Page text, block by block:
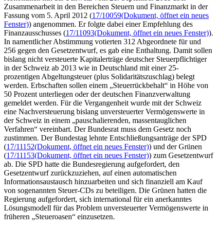
Zusammenarbeit in den Bereichen Steuern und Finanzmarkt in der
Fassung vom 5. April 2012 (17/10059(Dokument, öffnet ein neues
Fenster)) angenommen. Er folgte dabei einer Empfehlung des
Finanzausschusses (17/11093(Dokument, öffnet ein neues Fenster)).
In namentlicher Abstimmung votierten 312 Abgeordnete für und
256 gegen den Gesetzentwurf, es gab eine Enthaltung. Damit sollen
bislang nicht versteuerte Kapitalerträge deutscher Steuerpflichtiger
in der Schweiz ab 2013 wie in Deutschland mit einer 25-
prozentigen Abgeltungsteuer (plus Solidaritätszuschlag) belegt
werden. Erbschaften sollen einem „Steuerrückbehalt“ in Höhe von
50 Prozent unterliegen oder der deutschen Finanzverwaltung
gemeldet werden. Für die Vergangenheit wurde mit der Schweiz
eine Nachversteuerung bislang unversteuerter Vermögenswerte in
der Schweiz in einem „pauschalierenden, massentauglichen
Verfahren“ vereinbart. Der Bundesrat muss dem Gesetz noch
zustimmen. Der Bundestag lehnte Entschließungsanträge der SPD
(17/11152(Dokument, öffnet ein neues Fenster)) und der Grünen
(17/11153(Dokument, öffnet ein neues Fenster)) zum Gesetzentwurf
ab. Die SPD hatte die Bundesregierung aufgefordert, den
Gesetzentwurf zurückzuziehen, auf einen automatischen
Informationsaustausch hinzuarbeiten und sich finanziell am Kauf
von sogenannten Steuer-CDs zu beteiligen. Die Grünen hatten die
Regierung aufgefordert, sich international für ein anerkanntes
Lösungsmodell für das Problem unversteuerter Vermögenswerte in
früheren „Steueroasen“ einzusetzen.